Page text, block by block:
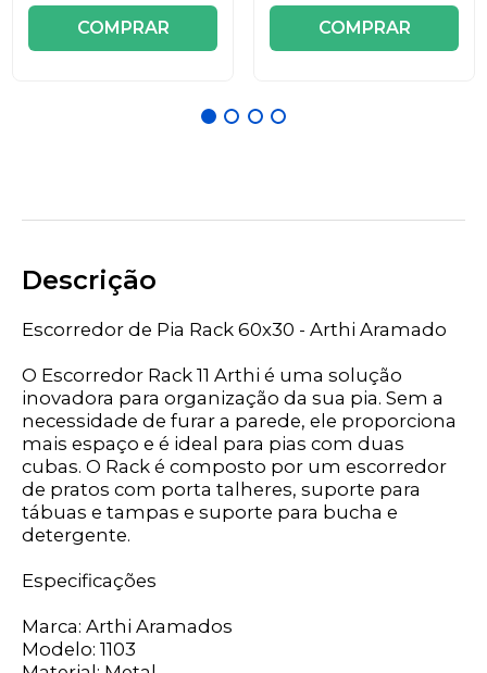
COMPRAR COMPRAR
Descrição
Escorredor de Pia Rack 60x30 - Arthi Aramado
O Escorredor Rack 11 Arthi é uma solução
inovadora para organização da sua pia. Sem a
necessidade de furar a parede, ele proporciona
mais espaço e é ideal para pias com duas
cubas. O Rack é composto por um escorredor
de pratos com porta talheres, suporte para
tábuas e tampas e suporte para bucha e
detergente.
Especificações
Marca: Arthi Aramados
Modelo: 1103